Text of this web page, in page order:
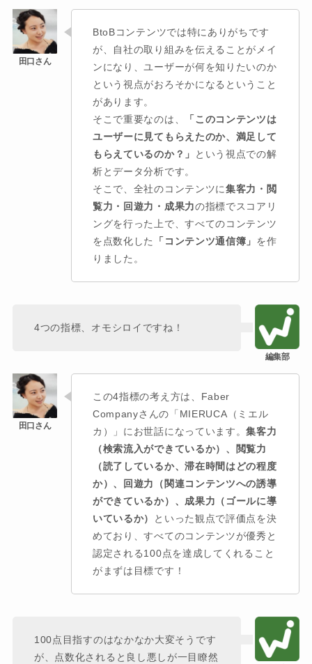
BtoBコンテンツでは特にありがちです
が、自社の取り組みを伝えることがメイ
ンになり、ユーザーが何を知りたいのか
という視点がおろそかになるということ
があります。
そこで重要なのは、
「このコンテンツは
ユーザーに見てもらえたのか、満足して
もらえているのか？」
という視点での解
析とデータ分析です。
そこで、全社のコンテンツに集客力・閲
覧力・回遊力・成果力の指標でスコアリ
ングを行った上で、すべてのコンテンツ
を点数化した
「コンテンツ通信簿」 を作
りました。
4つの指標、オモシロイですね！
この4指標の考え方は、Faber
Companyさんの「MIERUCA（ミエル
カ）」にお世話になっています。集客力
（検索流入ができているか）、閲覧力
（読了しているか、滞在時間はどの程度
か）、回遊力（関連コンテンツへの誘導
ができているか）、成果力（ゴールに導
いているか）
といった観点で評価点を決
めており、すべてのコンテンツが優秀と
認定される100点を達成してくれること
がまずは目標です！
100点目指すのはなかなか大変そうです
が、点数化されると良し悪しが一目瞭然